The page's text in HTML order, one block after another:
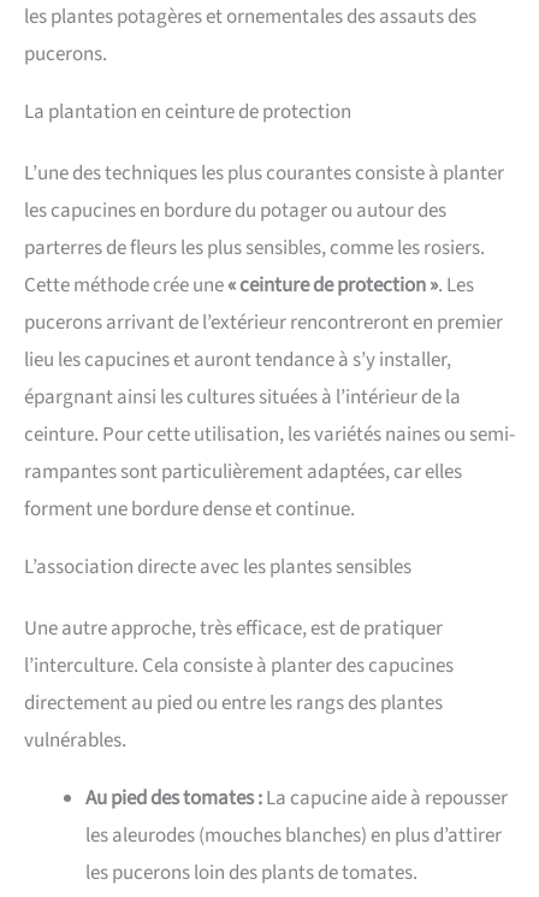
les plantes potagères et ornementales des assauts des
pucerons.
La plantation en ceinture de protection
L’une des techniques les plus courantes consiste à planter
les capucines en bordure du potager ou autour des
parterres de fleurs les plus sensibles, comme les rosiers.
Cette méthode crée une« ceinture de protection ». Les
pucerons arrivant de l’extérieur rencontreront en premier
lieu les capucines et auront tendance à s’y installer,
épargnant ainsi les cultures situées à l’intérieur de la
ceinture. Pour cette utilisation, les variétés naines ou semi-
rampantes sont particulièrement adaptées, car elles
forment une bordure dense et continue.
L’association directe avec les plantes sensibles
Une autre approche, très efficace, est de pratiquer
l’interculture. Cela consiste à planter des capucines
directement au pied ou entre les rangs des plantes
vulnérables.
Au pied des tomates :La capucine aide à repousser
les aleurodes (mouches blanches) en plus d’attirer
les pucerons loin des plants de tomates.